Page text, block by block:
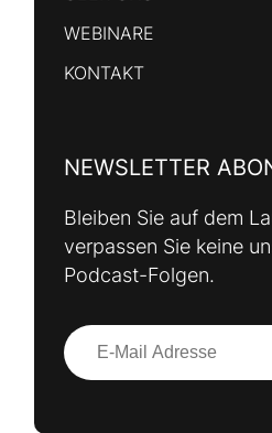
WEBINARE
KONTAKT
NEWSLETTER
Bleiben Sie auf dem
verpassen Sie keine
Podcast-Folgen.